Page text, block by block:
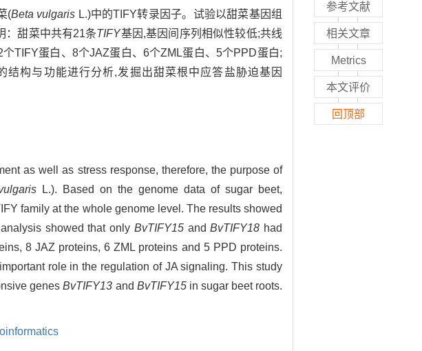
(Beta vulgaris L.)中的TIFY转录因子。试验以甜菜基因组
：甜菜中共有21条TIFY基因,基因间序列相似性较低;共线
TIFY蛋白、8个JAZ蛋白、6个ZML蛋白、5个PPD蛋白;
结构与功能进行分析,发掘出甜菜根中应答盐胁迫基因
as well as stress response, therefore, the purpose of
L.). Based on the genome data of sugar beet,
family at the whole genome level. The results showed
showed that only BvTIFY15andBvTIFY18 had
8 JAZ proteins, 6 ZML proteins and 5 PPD proteins.
role in the regulation of JA signaling. This study
genesBvTIFY13 and BvTIFY15in sugar beet roots.
参考文献
相关文章
Metrics
本文评价
回顶部